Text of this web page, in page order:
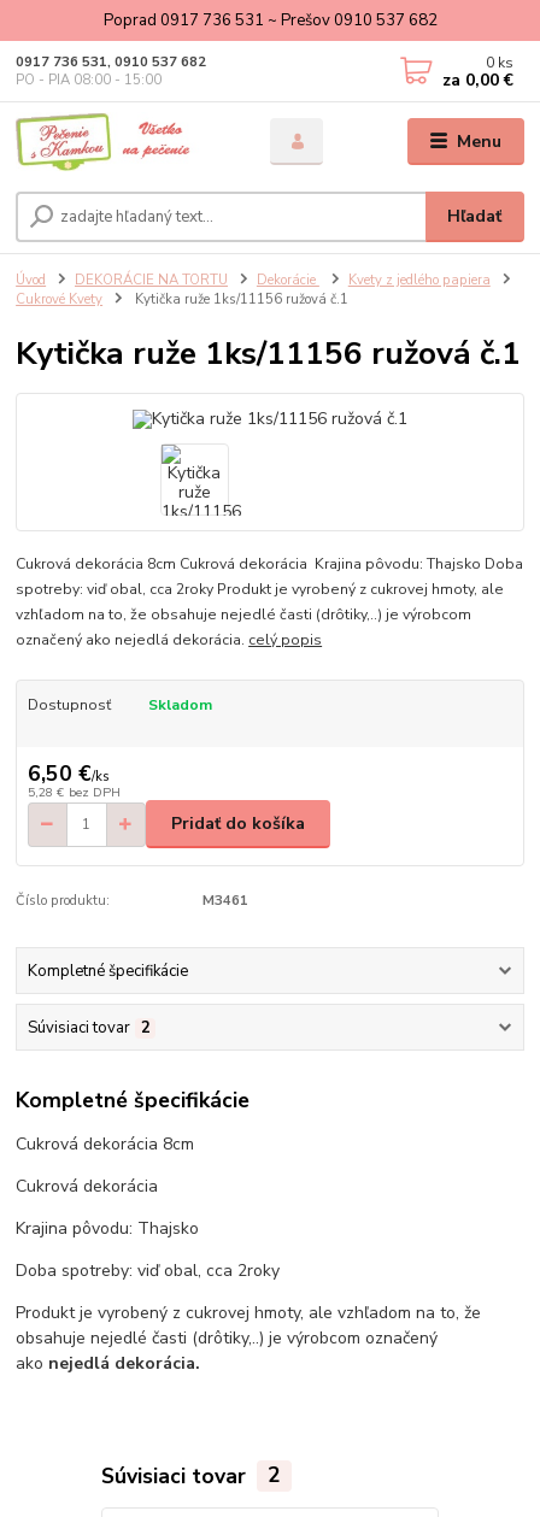
Poprad 0917 736 531 ~ Prešov 0910 537 682
Menu
Hľadať
0917 736 531, 0910 537 682
PO - PIA 08:00 - 15:00
0 ks
za 0,00 €
Úvod DEKORÁCIE NA TORTU Dekorácie
Kvety z jedlého papiera
Cukrové Kvety
Kytička ruže 1ks/11156 ružová č.1
Kytička ruže 1ks/11156 ružová č.1
Cukrová dekorácia 8cm Cukrová dekorácia Krajina pôvodu: Thajsko Doba
spotreby: viď obal, cca 2roky Produkt je vyrobený z cukrovej hmoty, ale
vzhľadom na to, že obsahuje nejedlé časti (drôtiky,..) je výrobcom
označený ako nejedlá dekorácia. celý popis
Dostupnosť Skladom
6,50 €/ks
5,28 € bez DPH
Pridať do košíka
Číslo produktu: M3461
Kompletné špecifikácie
Súvisiaci tovar 2
Kompletné špecifikácie
Cukrová dekorácia 8cm
Cukrová dekorácia
Krajina pôvodu: Thajsko
Doba spotreby: viď obal, cca 2roky
Produkt je vyrobený z cukrovej hmoty, ale vzhľadom na to, že
obsahuje nejedlé časti (drôtiky,..) je výrobcom označený
ako nejedlá dekorácia.
Súvisiaci tovar 2